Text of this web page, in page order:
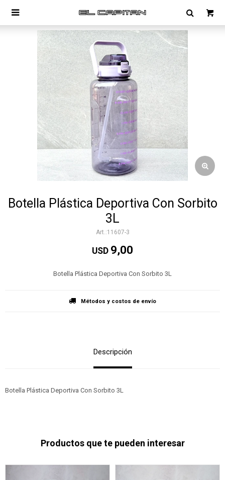

Botella Plástica Deportiva Con Sorbito
3L
11607-3
USD 9,00
Botella Plástica Deportiva Con Sorbito 3L
Métodos y costos de envío
Descripción
Botella Plástica Deportiva Con Sorbito 3L
Productos que te pueden interesar